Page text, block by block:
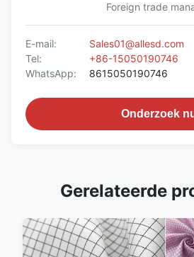
Foreign trade
E-mail:
Sales01@allesd.com
Tel:
+86-15050190746
WhatsApp:
8615050190746
Onderzoek
Gerelateerde